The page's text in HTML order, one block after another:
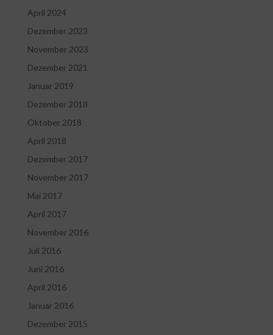
April 2024
Dezember 2023
November 2023
Dezember 2021
Januar 2019
Dezember 2018
Oktober 2018
April 2018
Dezember 2017
November 2017
Mai 2017
April 2017
November 2016
Juli 2016
Juni 2016
April 2016
Januar 2016
Dezember 2015